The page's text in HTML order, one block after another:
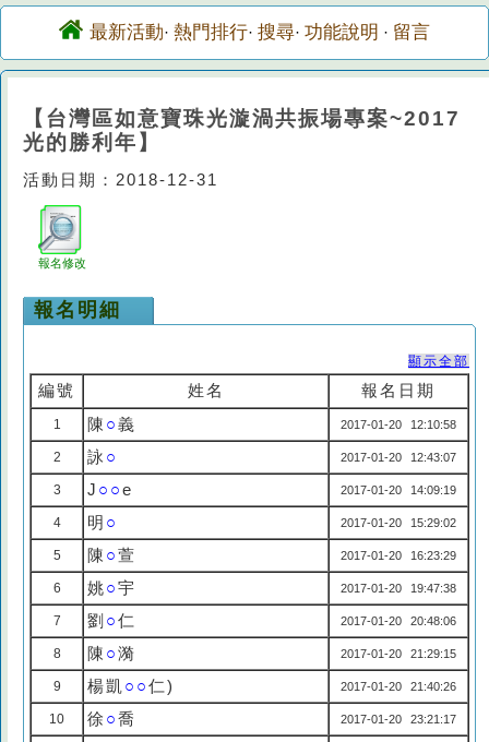
最新活動· 熱門排行· 搜尋· 功能說明 · 留言
【台灣區如意寶珠光漩渦共振場專案~2017
光的勝利年】
活動日期：2018-12-31
報名修改
報名明細
顯示全部
編號 姓名 報名日期
1 陳 ○義 2017-01-20 12:10:58
2 詠 ○ 2017-01-20 12:43:07
3 J ○○e 2017-01-20 14:09:19
4 明 ○ 2017-01-20 15:29:02
5 陳 ○萱 2017-01-20 16:23:29
6 姚○宇 2017-01-20 19:47:38
7 劉 ○仁 2017-01-20 20:48:06
8 陳 ○漪 2017-01-20 21:29:15
9 楊凱 ○○仁) 2017-01-20 21:40:26
10 徐 ○喬 2017-01-20 23:21:17